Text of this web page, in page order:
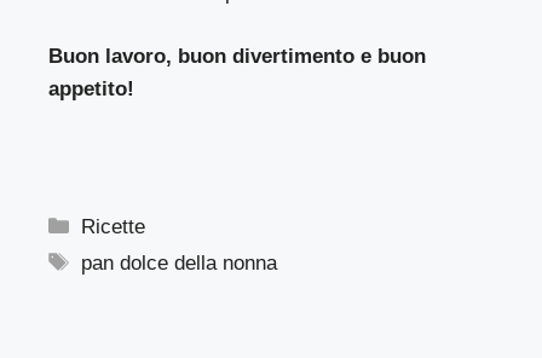
Buon lavoro, buon divertimento e buon
appetito!
Categorie
Ricette
Tag
pan dolce della nonna